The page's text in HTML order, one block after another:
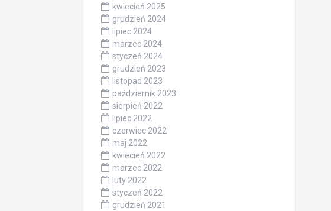
kwiecień 2025
grudzień 2024
lipiec 2024
marzec 2024
styczeń 2024
grudzień 2023
listopad 2023
październik 2023
sierpień 2022
lipiec 2022
czerwiec 2022
maj 2022
kwiecień 2022
marzec 2022
luty 2022
styczeń 2022
grudzień 2021